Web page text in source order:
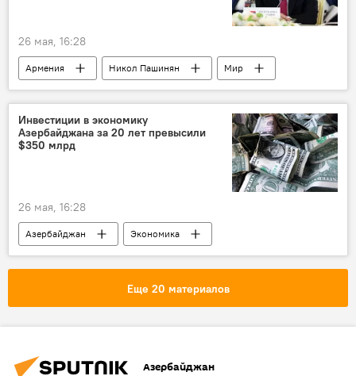
26 мая, 16:28
Армения Никол Пашинян
Мир
Армия
Инвестиции в экономику
Азербайджана за 20 лет превысили
$350 млрд
26 мая, 16:28
Азербайджан
Экономика
Инвестиции
Еще 20 материалов
Азербайджан